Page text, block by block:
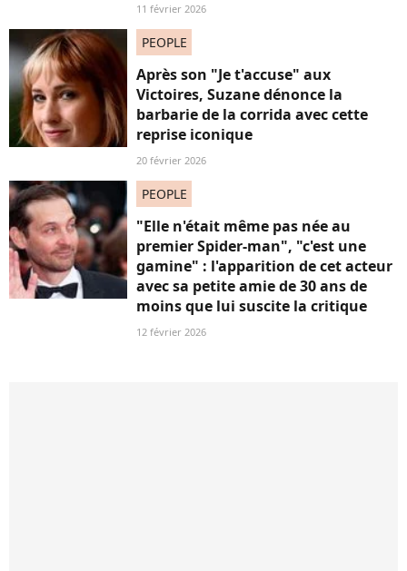
11 février 2026
PEOPLE
Après son "Je t'accuse" aux
Victoires, Suzane dénonce la
barbarie de la corrida avec cette
reprise iconique
20 février 2026
PEOPLE
"Elle n'était même pas née au
premier Spider-man", "c'est une
gamine" : l'apparition de cet acteur
avec sa petite amie de 30 ans de
moins que lui suscite la critique
12 février 2026